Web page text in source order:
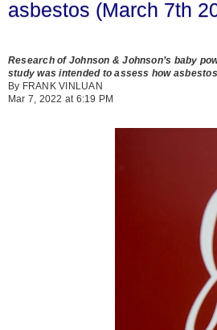
asbestos (March 7th
Research of Johnson & Johnson’s baby
study was intended to assess how
By FRANK VINLUAN
Mar 7, 2022 at 6:19 PM